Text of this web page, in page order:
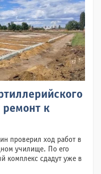
к
проверил ход работ в
училище. По его
комплекс сдадут уже в